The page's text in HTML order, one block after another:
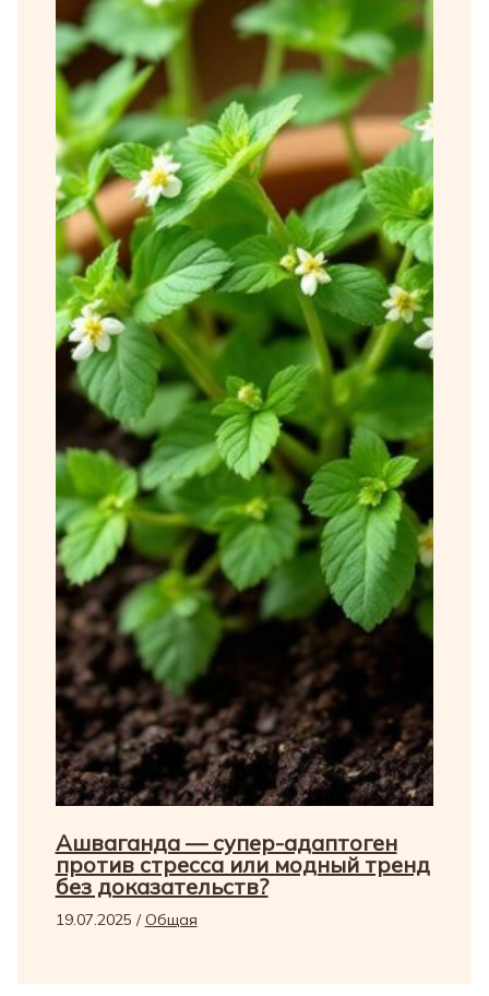
Ашваганда — супер-адаптоген
против стресса или модный тренд
без доказательств?
19.07.2025 / Общая